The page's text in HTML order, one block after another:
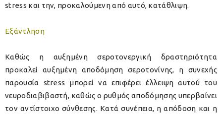
stress και την, προκαλούμενη από αυτό, κατάθλιψη.
Εξάντληση
Καθώς η αυξημένη σεροτονεργική δραστηριότητα
προκαλεί αυξημένη αποδόμηση σεροτονίνης, η συνεχής
παρουσία stress μπορεί να επιφέρει έλλειψη αυτού του
νευροδιαβιβαστή, καθώς ο ρυθμός αποδόμησης υπερβαίνει
τον αντίστοιχο σύνθεσης. Κατά συνέπεια, η απόδοση και η